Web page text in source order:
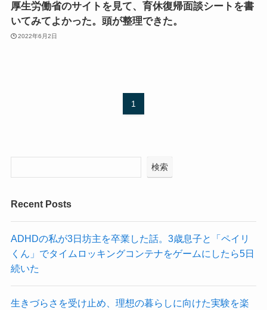
厚生労働省のサイトを見て、育休復帰面談シートを書
いてみてよかった。頭が整理できた。
2022年6月2日
1
検索
Recent Posts
ADHDの私が3日坊主を卒業した話。3歳息子と「ペイリ
くん」でタイムロッキングコンテナをゲームにしたら5日
続いた
生きづらさを受け止め、理想の暮らしに向けた実験を楽